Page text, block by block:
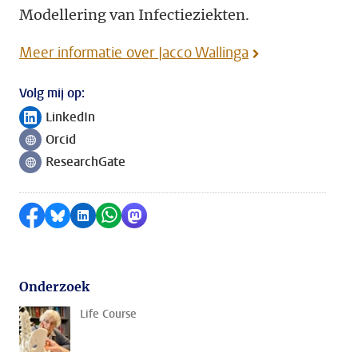
Modellering van Infectieziekten.
Meer informatie over Jacco Wallinga
Volg mij op:
Volg ons op
LinkedIn
Volg ons op
Orcid
Volg ons op
ResearchGate
Delen op Facebook
Delen via Bluesky
Delen op LinkedIn
Delen via WhatsApp
Delen via Mastodon
Onderzoek
Life Course